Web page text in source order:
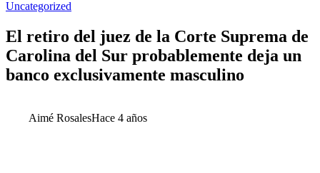
Uncategorized
El retiro del juez de la Corte Suprema de
Carolina del Sur probablemente deja un
banco exclusivamente masculino
Aimé RosalesHace 4 años